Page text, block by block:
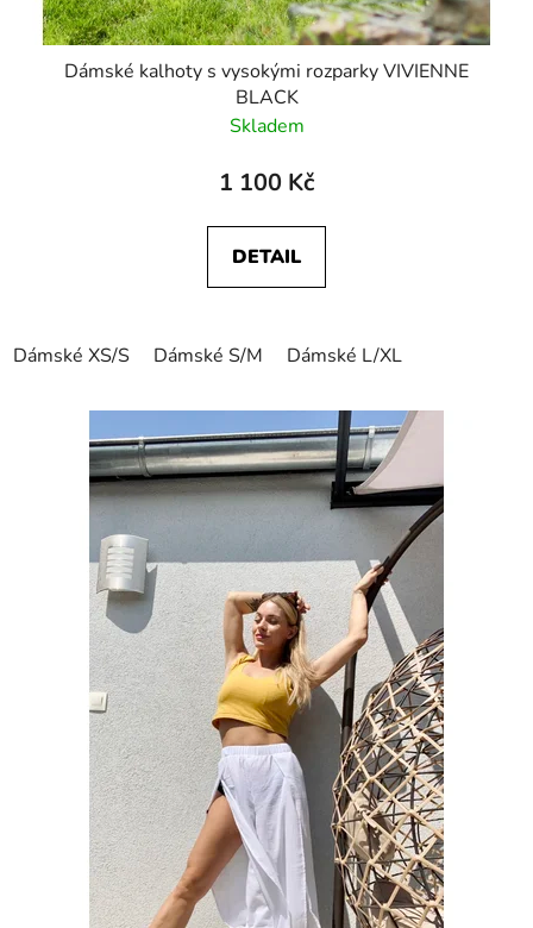
Dámské kalhoty s vysokými rozparky VIVIENNE
BLACK
Skladem
1 100 Kč
DETAIL
Dámské XS/S Dámské S/M Dámské L/XL